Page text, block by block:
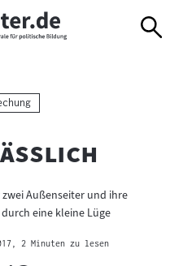
Außenseiter und ihre
eine kleine Lüge
, 2 Minuten zu lesen